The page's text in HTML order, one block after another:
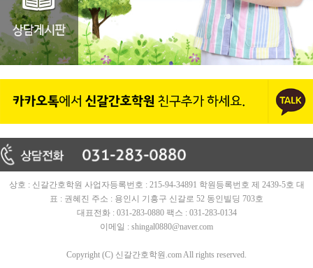
상호 : 신갈간호학원 사업자등록번호 : 215-94-34891 학원등록번호 제 2439-5호 대
표 : 권혜진 주소 : 용인시 기흥구 신갈로 52 동인빌딩 703호
대표전화 : 031-283-0880 팩스 : 031-283-0134
이메일 : shingal0880@naver.com
Copyright (C) 신갈간호학원.com All rights reserved.